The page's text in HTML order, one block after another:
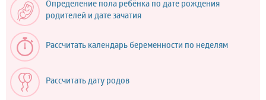
Определение пола ребёнка по дате рождения
родителей и дате зачатия
Рассчитать календарь беременности по неделям
Рассчитать дату родов